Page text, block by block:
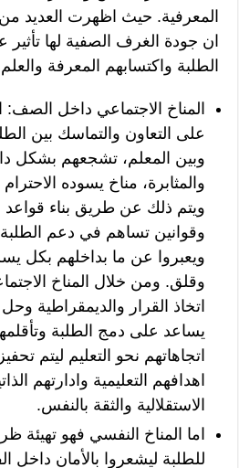
المعرفية. حيث اظهرت العديد
ان جودة الغرف الصفية لها
الطلبة واكتسابهم المعرفة
المناخ الاجتماعي داخل الصف:
على التعاون والتماسك بين
وبين المعلم، تشجعهم بشكل
والمثابرة، مناخ يسوده
ويتم ذلك عن طريق بناء
وقوانين تساهم في دعم الطلبة
ويعبروا عن ما بداخلهم بكل
وقلق. ومن خلال المناخ
اتخاذ القرار والديمقراطية
يساعد على دمج الطلبة
اتجاهاتهم نحو التعليم ليتم
اهدافهم التعليمية وادارتهم
الاستقلالية والثقة بالنفس.
اما المناخ النفسي فهو تهيئة
للطلبة ليشعروا بالأمان داخل